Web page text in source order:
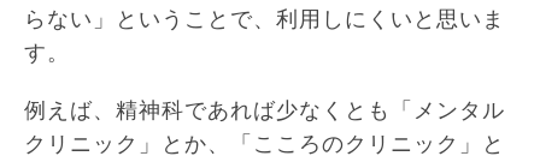
らない」ということで、利用しにくいと思いま
す。
例えば、精神科であれば少なくとも「メンタル
クリニック」とか、「こころのクリニック」と